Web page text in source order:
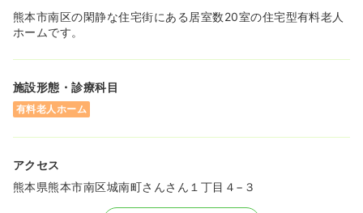
熊本市南区の閑静な住宅街にある居室数20室の住宅型有料老人
ホームです。
施設形態・診療科目
有料老人ホーム
アクセス
熊本県熊本市南区城南町さんさん１丁目４−３